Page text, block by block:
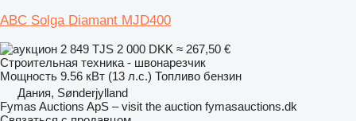
ABC Solga Diamant MJD400
2 849 TJS 2 000 DKK ≈ 267,50 €
Строительная техника - швонарезчик
Мощность 9.56 кВт (13 л.с.) Топливо бензин
Дания, Sønderjylland
Fymas Auctions ApS – visit the auction fymasauctions.dk